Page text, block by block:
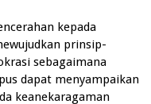
kepada
prinsip-
sebagaimana
dapat menyampaikan
keanekaragaman